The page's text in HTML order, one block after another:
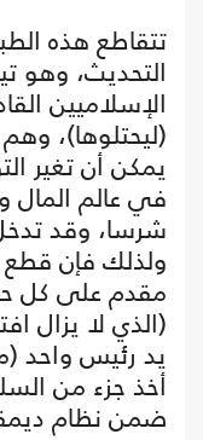
تتقاطع هذه
التحديث، وهو
الإسلاميين
(ليحتلوها)،
يمكن أن تغير
في عالم المال
شرسا، وقد
ولذلك فإن قطع
مقدم على كل
(الذي لا يزال
يد رئيس واحد
أخذ جزء من
ضمن نظام